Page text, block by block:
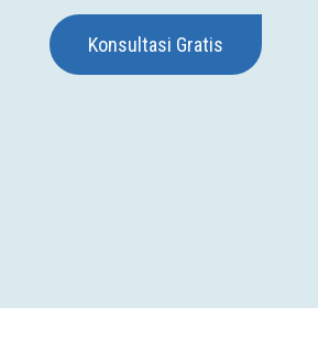
Konsultasi Gratis